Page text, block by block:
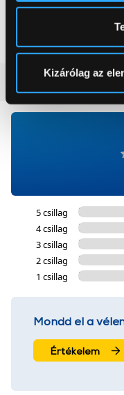
módjairól és adja
pontban. Bármikor
Sütinyilatkozathoz
okat használ,
cookie-k
szolgáltatásaink
Kizárólag az
Vásárlói vélemények
5 csillag
4 csillag
3 csillag
2 csillag
1 csillag
Mondd el a
Értékelem